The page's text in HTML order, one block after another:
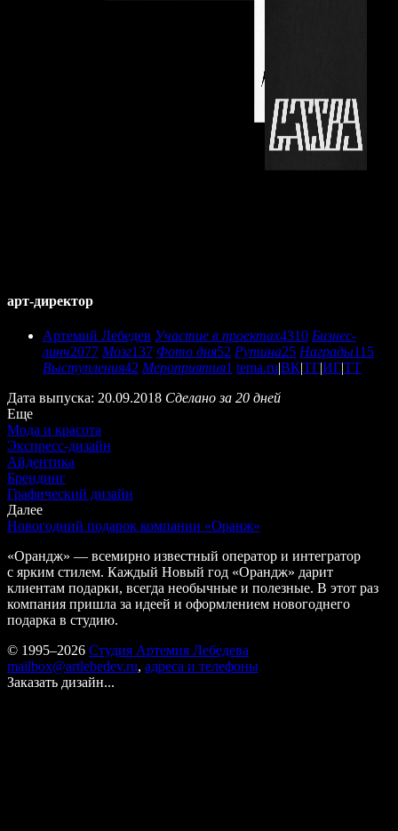
арт-директор
Артемий Лебедев Участие в проектах4310 Бизнес-
линч2077 Мозг137 Фото дня52 Рутина25 Награды115
Выступления42 Мероприятия1 tema.ru|ВК|ТГ|ИГ|ТТ
Дата выпуска: 20.09.2018 Сделано за 20 дней
Еще
Мода и красота
Экспресс-дизайн
Айдентика
Брендинг
Графический дизайн
Далее
Новогодний подарок компании «Оранж»
«Орандж» — всемирно известный оператор и интегратор
с ярким стилем. Каждый Новый год «Орандж» дарит
клиентам подарки, всегда необычные и полезные. В этот раз
компания пришла за идеей и оформлением новогоднего
подарка в студию.
© 1995–2026 Студия Артемия Лебедева
mailbox@artlebedev.ru, адреса и телефоны
Заказать дизайн...